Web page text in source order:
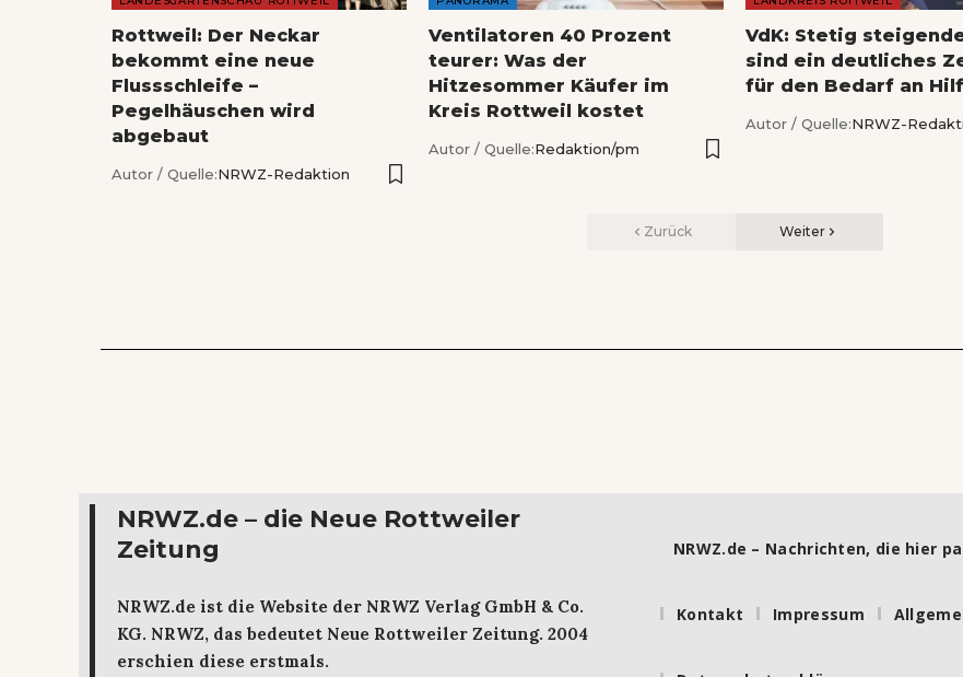
Rottweil: Der Neckar
bekommt eine neue
Flussschleife –
Pegelhäuschen wird
abgebaut
Autor / Quelle:NRWZ-Redaktion
Ventilatoren 40 Prozent
teurer: Was der
Hitzesommer Käufer im
Kreis Rottweil kostet
Autor / Quelle:Redaktion/pm
VdK: Stetig
sind ein deutliches
für den Bedarf an
Autor / Quelle:NRWZ-
Zurück Weiter
NRWZ.de – die Neue Rottweiler
Zeitung
NRWZ.de ist die Website der NRWZ Verlag GmbH & Co.
KG. NRWZ, das bedeutet Neue Rottweiler Zeitung. 2004
erschien diese erstmals.
NRWZ.de – Nachrichten, die hier
Kontakt Impressum